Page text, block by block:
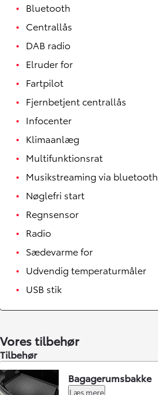
Bluetooth
Centrallås
DAB radio
Elruder for
Fartpilot
Fjernbetjent centrallås
Infocenter
Klimaanlæg
Multifunktionsrat
Musikstreaming via bluetooth
Nøglefri start
Regnsensor
Radio
Sædevarme for
Udvendig temperaturmåler
USB stik
Vores tilbehør
Tilbehør
Bagagerumsbakke
Læs mere